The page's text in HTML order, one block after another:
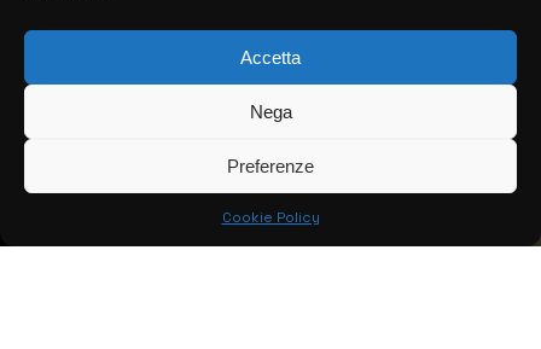
Accetta
Nega
Preferenze
Cookie Policy